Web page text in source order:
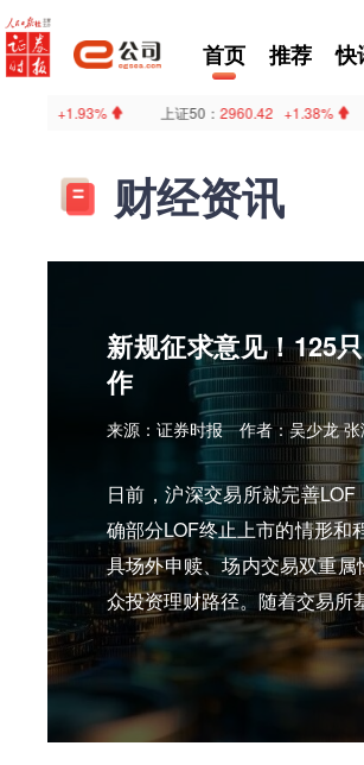
首页 推荐 快
上证50： 2960.42 +1.38% 证券
财经资讯
新规征求意见！125
作
来源：证券时报 作者：吴少龙 张
日前，沪深交易所就完善
确部分LOF终止上市的情形和
具场外申赎、场内交易双重
众投资理财路径。随着交易所
级市场溢价风险较大，如商
汇额度不足等客观因素制约
规模LOF因流动性不足，也
者在二级市场以高于基金份